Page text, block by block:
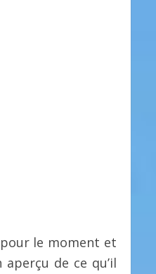
pour le moment et
de ce qu’il